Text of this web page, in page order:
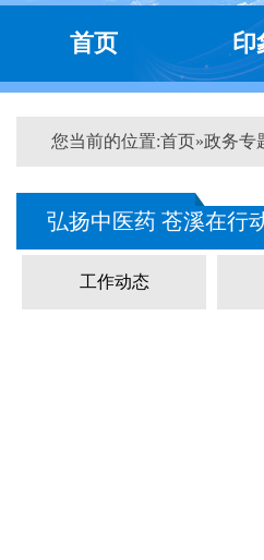
首页 印
您当前的位置:首页»政务专
弘扬中医药 苍溪在行
工作动态